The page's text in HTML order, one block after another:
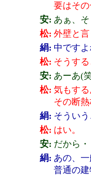
要はその
安: あぁ、そ
松: 外壁と
絹: 中ですよ
松: そうす
安: あーあ(
松: 気もす
その断
絹: そういう
松: はい。
安: だから・
絹: あの、
普通の建